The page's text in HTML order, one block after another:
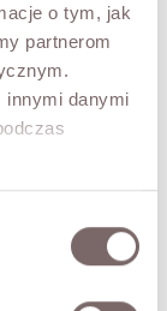
o tym, jak
partnerom
innymi danymi
and elegant
the
body and
gathered